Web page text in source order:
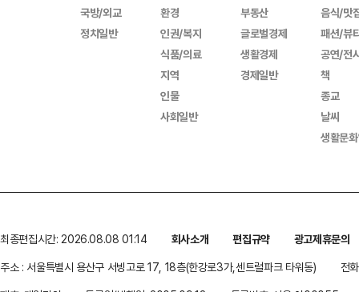
국방/외교
정치일반
환경
인권/복지
식품/의료
지역
인물
사회일반
부동산
글로벌경제
생활경제
경제일반
음식/맛
패션/뷰
공연/전
책
종교
날씨
생활문
최종편집시간: 2026.08.08 01:14 회사소개 편집규약
광고제휴문의
주소 : 서울특별시 용산구 서빙고로 17, 18층(한강로3가,센트럴파크 타워동)
전